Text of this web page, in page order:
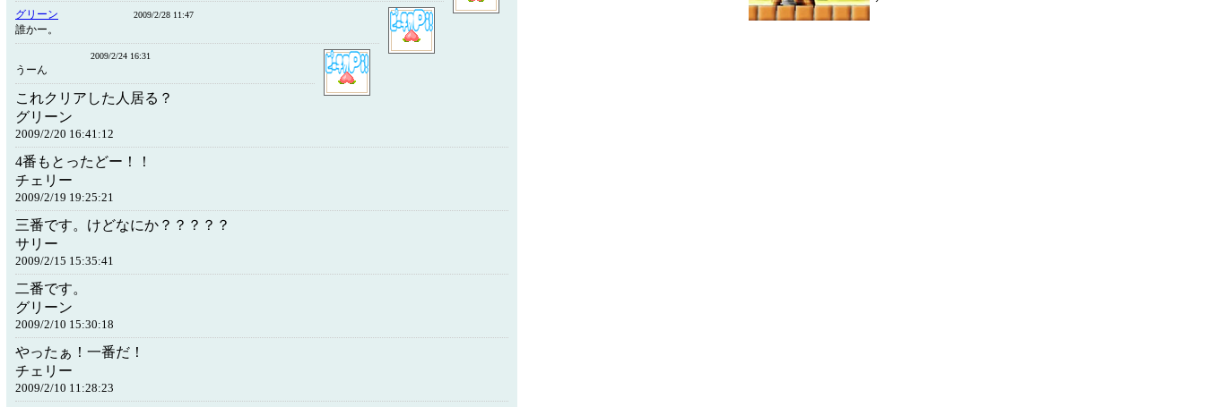
グリーン 2009/2/28 11:47
誰かー。
2009/2/24 16:31
うーん
これクリアした人居る？
グリーン
2009/2/20 16:41:12
4番もとったどー！！
チェリー
2009/2/19 19:25:21
三番です。けどなにか？？？？？
サリー
2009/2/15 15:35:41
二番です。
グリーン
2009/2/10 15:30:18
やったぁ！一番だ！
チェリー
2009/2/10 11:28:23